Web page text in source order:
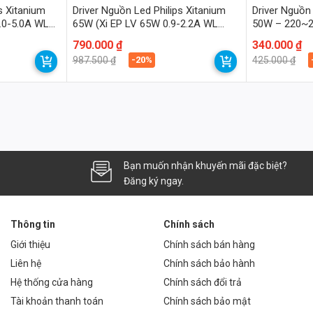
động. Hệ số công suất (PF)> 0.9
, giúp giảm thiểu tổn thất năng
36
vực khác nhau:
bảo điều kiện làm việc tốt và tăng năng suất lao động.
Xitanium
5.0A WL
Driver Nguồn Led Philips Xitanium
65W (Xi EP LV 65W 0.9-2.2A WL
987.500₫
Giá
gốc
là:
790.000 ₫
Giá
hiện
tại
790.000 ₫.
-20%
Driver
50W –
425.000₫
Giá
gốc
là:
340.000₫
Giá
hiện
tại
340.000 ₫.
Bạn muốn nhận khuyến mãi đặc biệt?
Đăng ký ngay.
Thông tin
Giới thiệu
Liên hệ
Hệ thống cửa hàng
Tài khoản thanh toán
Chính sách
Chính sách bán hàng
Chính sách bảo hành
Chính sách đổi trả
Chính sách bảo mật